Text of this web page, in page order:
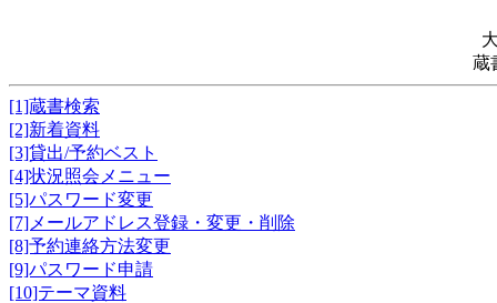
蔵
[1]蔵書検索
[2]新着資料
[3]貸出/予約ベスト
[4]状況照会メニュー
[5]パスワード変更
[7]メールアドレス登録・変更・削除
[8]予約連絡方法変更
[9]パスワード申請
[10]テーマ資料